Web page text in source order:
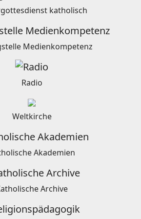
katholisch
Medienkompetenz
Radio
Weltkirche
Akademien
Archive